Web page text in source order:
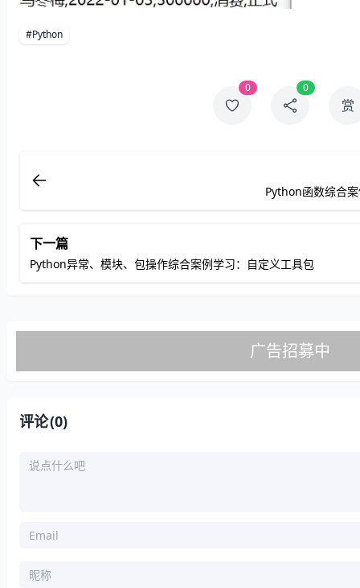
#Python
0 0
赏
Python函数综合
下一篇
Python异常、模块、包操作综合案例学习：自定义工具包
评论(0)